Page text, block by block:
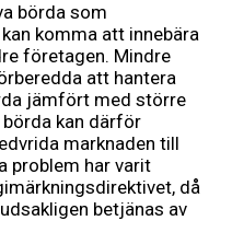
börda som
komma att innebära
företagen. Mindre
att hantera
jämfört med större
kan därför
marknaden till
problem har varit
då
betjänas av